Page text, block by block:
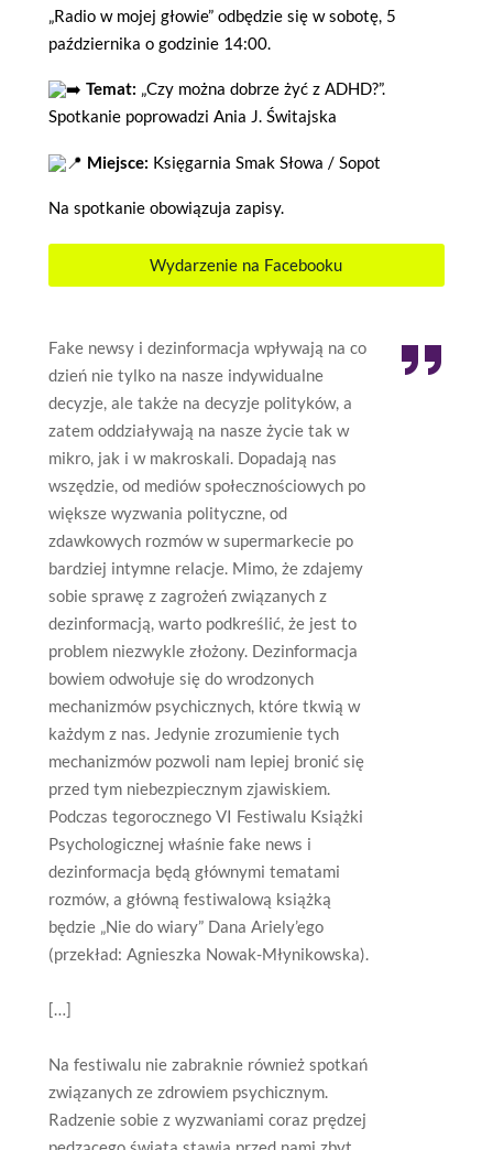
„Radio w mojej głowie” odbędzie się w sobotę, 5
października o godzinie 14:00.
Temat: „Czy można dobrze żyć z ADHD?”.
Spotkanie poprowadzi Ania J. Świtajska
Miejsce: Księgarnia Smak Słowa / Sopot
Na spotkanie obowiązuja zapisy.
Wydarzenie na Facebooku
Fake newsy i dezinformacja wpływają na co
dzień nie tylko na nasze indywidualne
decyzje, ale także na decyzje polityków, a
zatem oddziaływają na nasze życie tak w
mikro, jak i w makroskali. Dopadają nas
wszędzie, od mediów społecznościowych po
większe wyzwania polityczne, od
zdawkowych rozmów w supermarkecie po
bardziej intymne relacje. Mimo, że zdajemy
sobie sprawę z zagrożeń związanych z
dezinformacją, warto podkreślić, że jest to
problem niezwykle złożony. Dezinformacja
bowiem odwołuje się do wrodzonych
mechanizmów psychicznych, które tkwią w
każdym z nas. Jedynie zrozumienie tych
mechanizmów pozwoli nam lepiej bronić się
przed tym niebezpiecznym zjawiskiem.
Podczas tegorocznego VI Festiwalu Książki
Psychologicznej właśnie fake news i
dezinformacja będą głównymi tematami
rozmów, a główną festiwalową książką
będzie „Nie do wiary” Dana Ariely’ego
(przekład: Agnieszka Nowak-Młynikowska).
[…]
Na festiwalu nie zabraknie również spotkań
związanych ze zdrowiem psychicznym.
Radzenie sobie z wyzwaniami coraz prędzej